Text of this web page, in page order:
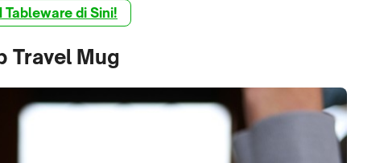
di Sini!
Travel Mug